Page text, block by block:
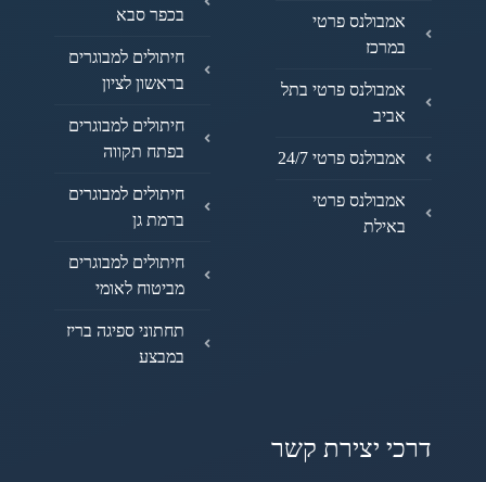
אמבולנס פרטי
במרכז
אמבולנס פרטי בתל
אביב
אמבולנס פרטי 24/7
אמבולנס פרטי
באילת
בכפר סבא
חיתולים למבוגרים
בראשון לציון
חיתולים למבוגרים
בפתח תקווה
חיתולים למבוגרים
ברמת גן
חיתולים למבוגרים
מביטוח לאומי
תחתוני ספיגה בריז
במבצע
דרכי יצירת קשר